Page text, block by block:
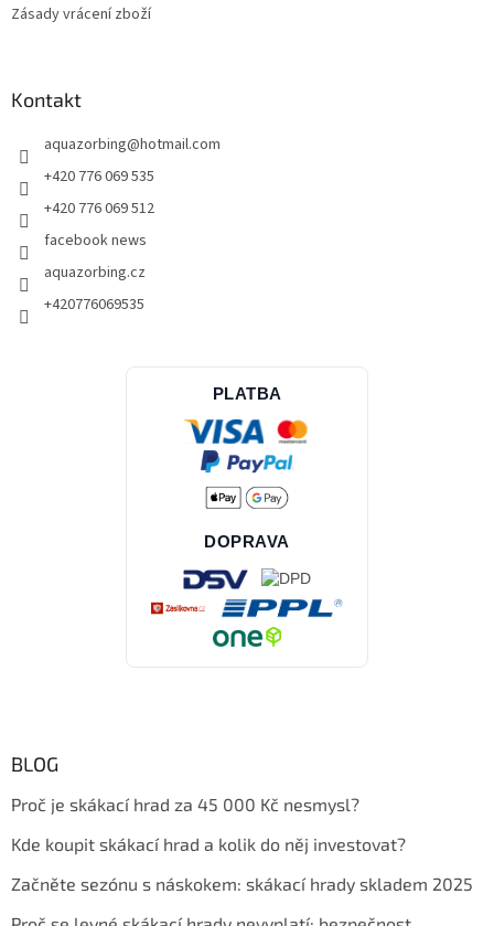
Zásady vrácení zboží
Kontakt
aquazorbing@hotmail.com
+420 776 069 535
+420 776 069 512
facebook news
aquazorbing.cz
+420776069535
PLATBA
DOPRAVA
BLOG
Proč je skákací hrad za 45 000 Kč nesmysl?
Kde koupit skákací hrad a kolik do něj investovat?
Začněte sezónu s náskokem: skákací hrady skladem 2025